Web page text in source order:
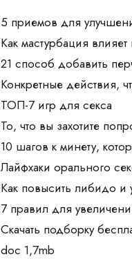
5 приемов для
Как мастурбация влияет
21 способ добавить
Конкретные действия,
ТОП-7 игр для секса
То, что вы захотите
10 шагов к минету,
Лайфхаки орального
Как повысить либидо и
7 правил для
Скачать подборку
doc 1,7mb